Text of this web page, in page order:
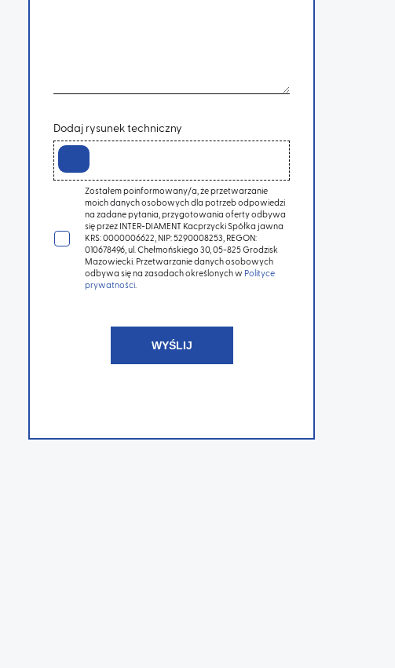
Dodaj rysunek techniczny
Zostałem poinformowany/a, że przetwarzanie
moich danych osobowych dla potrzeb odpowiedzi
na zadane pytania, przygotowania oferty odbywa
się przez INTER-DIAMENT Kacprzycki Spółka jawna
KRS: 0000006622, NIP: 5290008253, REGON:
010678496, ul. Chełmońskiego 30, 05-825 Grodzisk
Mazowiecki. Przetwarzanie danych osobowych
odbywa się na zasadach określonych w Polityce
prywatności